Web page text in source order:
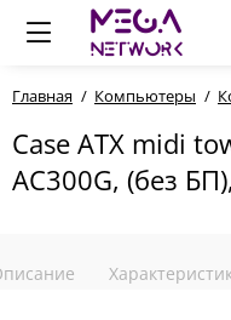
Главная Компьютеры
Case ATX midi
AC300G, (без